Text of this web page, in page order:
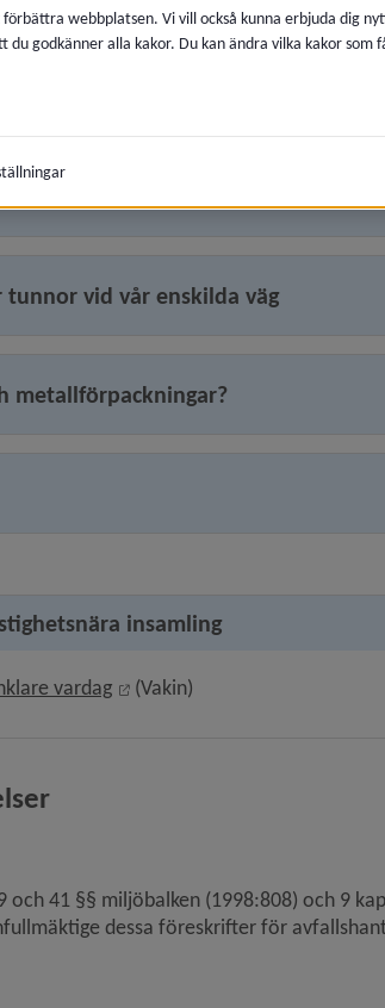
För att göra det enkelt har vi samlat
vid vår enskilda väg
metallförpackningar?
insamling
vardag Länk till annan webbplats,
(Vakin)
och 41 §§ miljöbalken (1998:808) och 9
dessa föreskrifter för
webbplatsen. Vi vill också kunna erbjuda dig
godkänner alla kakor. Du kan ändra vilka kakor som